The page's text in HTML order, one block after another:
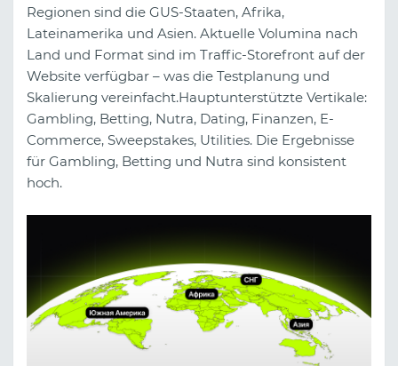
Regionen sind die GUS-Staaten, Afrika,
Lateinamerika und Asien. Aktuelle Volumina nach
Land und Format sind im Traffic-Storefront auf der
Website verfügbar – was die Testplanung und
Skalierung vereinfacht.Hauptunterstützte Vertikale:
Gambling, Betting, Nutra, Dating, Finanzen, E-
Commerce, Sweepstakes, Utilities. Die Ergebnisse
für Gambling, Betting und Nutra sind konsistent
hoch.